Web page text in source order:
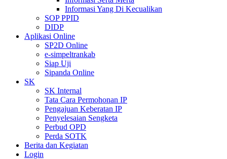
Informasi Yang Di Kecualikan
SOP PPID
DIDP
Aplikasi Online
SP2D Online
e-simpeltrankab
Siap Uji
Sipanda Online
SK
SK Internal
Tata Cara Permohonan IP
Pengajuan Keberatan IP
Penyelesaian Sengketa
Perbud OPD
Perda SOTK
Berita dan Kegiatan
Login